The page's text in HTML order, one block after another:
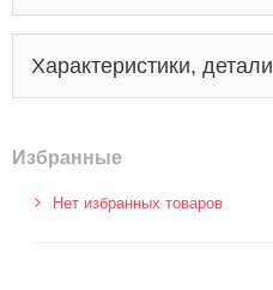
Характеристики, детали
Избранные
Нет избранных товаров